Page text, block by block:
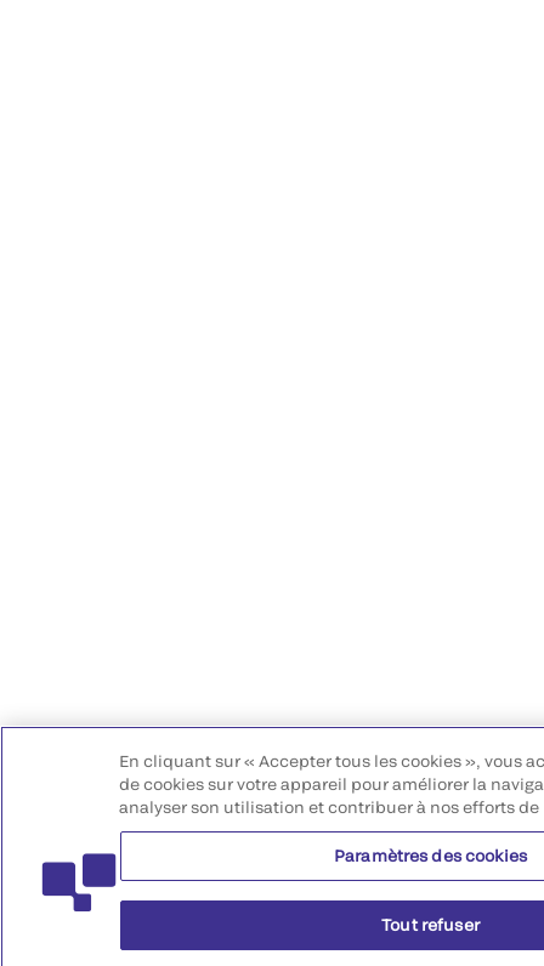
En cliquant sur « Accepter tous les cookies », vous
de cookies sur votre appareil pour améliorer la
analyser son utilisation et contribuer à nos efforts
Paramètres des cookies
Tout refuser